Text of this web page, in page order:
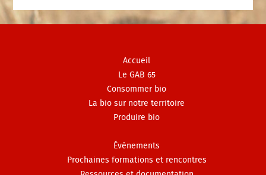
Accueil
Le GAB 65
Consommer bio
La bio sur notre territoire
Produire bio
Événements
Prochaines formations et rencontres